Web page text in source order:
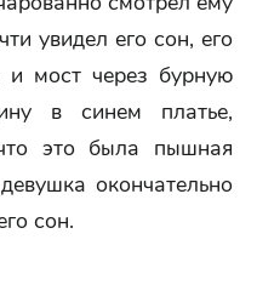
увидел его сон, его
мост через бурную
в синем платье,
это была пышная
окончательно
сон.